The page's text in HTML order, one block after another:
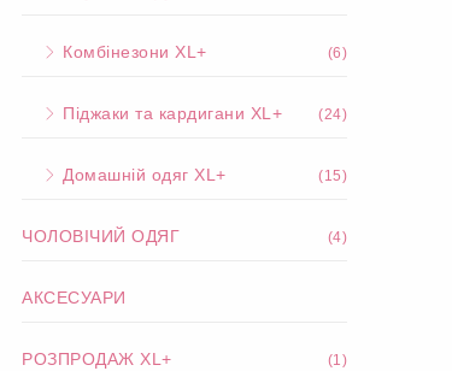
Комбінезони XL+ (6)
Піджаки та кардигани XL+ (24)
Домашній одяг XL+ (15)
ЧОЛОВІЧИЙ ОДЯГ (4)
АКСЕСУАРИ
РОЗПРОДАЖ XL+ (1)